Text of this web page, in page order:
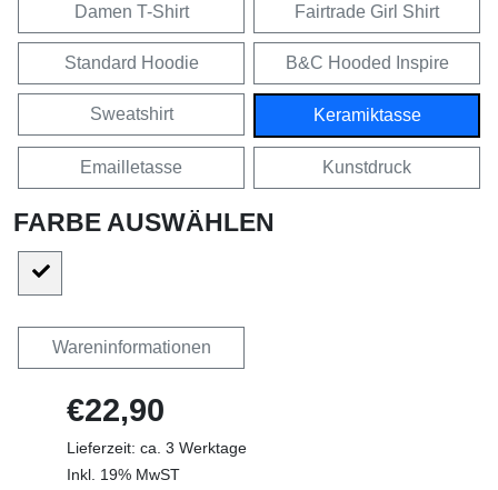
Damen T-Shirt Fairtrade Girl Shirt
Standard Hoodie B&C Hooded Inspire
Sweatshirt Keramiktasse
Emailletasse Kunstdruck
FARBE AUSWÄHLEN
Wareninformationen
€22,90
Lieferzeit: ca. 3 Werktage
Inkl. 19% MwST